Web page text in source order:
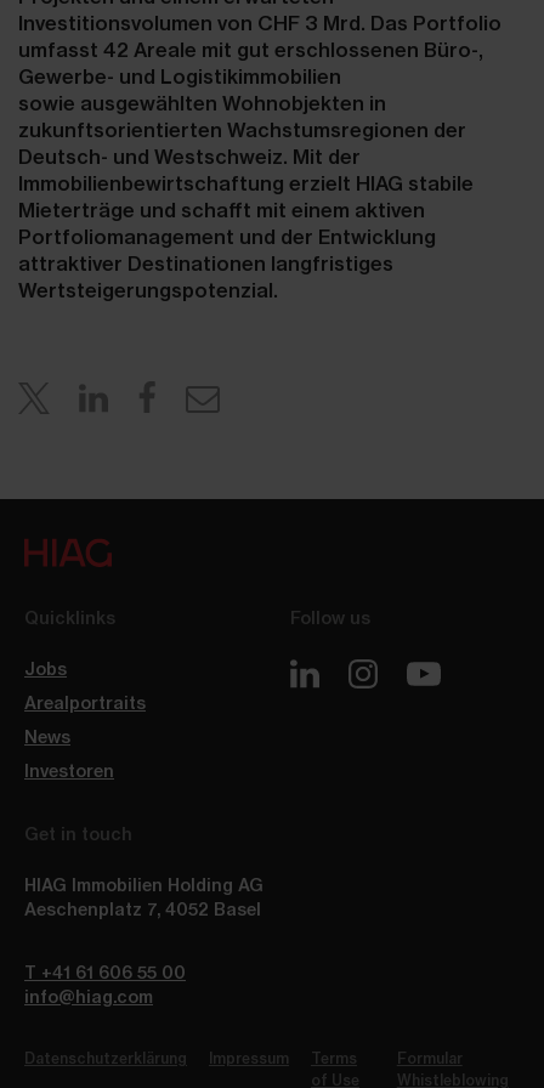
Investitionsvolumen von CHF 3 Mrd. Das Portfolio
umfasst 42 Areale mit gut erschlossenen Büro-,
Gewerbe- und Logistikimmobilien
sowie ausgewählten Wohnobjekten in
zukunftsorientierten Wachstumsregionen der
Deutsch- und Westschweiz. Mit der
Immobilienbewirtschaftung erzielt HIAG stabile
Mieterträge und schafft mit einem aktiven
Portfoliomanagement und der Entwicklung
attraktiver Destinationen langfristiges
Wertsteigerungspotenzial.
Quicklinks
Jobs
Arealportraits
News
Investoren
Follow us
Get in touch
HIAG Immobilien Holding AG
Aeschenplatz 7, 4052 Basel
T +41 61 606 55 00
info@hiag.com
Datenschutzerklärung Impressum
Terms
of Use
Formular
Whistleblowing